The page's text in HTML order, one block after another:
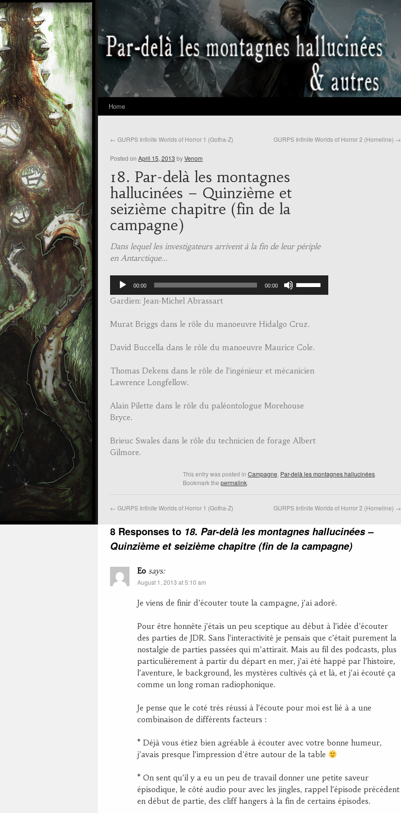
Home
← GURPS Infinite Worlds of Horror 1 (Gotha-Z) GURPS Infinite Worlds of Horror 2 (Homeline) →
Posted on April 15, 2013 byVenom
18. Par-delà les montagnes
hallucinées – Quinzième et
seizième chapitre (fin de la
campagne)
Dans lequel les investigateurs arrivent à la fin de leur périple
en Antarctique…
Audio
Player
00:00 00:00
to
or
volume.
Gardien: Jean-Michel Abrassart
Murat Briggs dans le rôle du manoeuvre Hidalgo Cruz.
David Buccella dans le rôle du manoeuvre Maurice Cole.
Thomas Dekens dans le rôle de l’ingénieur et mécanicien
Lawrence Longfellow.
Alain Pilette dans le rôle du paléontologue Morehouse
Bryce.
Brieuc Swales dans le rôle du technicien de forage Albert
Gilmore.
This entry was posted in Campagne Par-delà les montagnes hallucinées
Bookmark the permalink
← GURPS Infinite Worlds of Horror 1 (Gotha-Z) GURPS Infinite Worlds of Horror 2 (Homeline) →
8 Responses to 18. Par-delà les montagnes hallucinées –
Quinzième et seizième chapitre (fin de la campagne)
Eo says:
August 1, 2013 at 5:10 am
Je viens de finir d’écouter toute la campagne, j’ai adoré.
Pour être honnête j’étais un peu sceptique au début à l’idée d’écouter
des parties de JDR. Sans l’interactivité je pensais que c’était purement la
nostalgie de parties passées qui m’attirait. Mais au fil des podcasts, plus
particulièrement à partir du départ en mer, j’ai été happé par l’histoire,
l’aventure, le background, les mystères cultivés çà et là, et j’ai écouté ça
comme un long roman radiophonique.
Je pense que le coté très réussi à l’écoute pour moi est lié à a une
combinaison de différents facteurs :
* Déjà vous étiez bien agréable à écouter avec votre bonne humeur,
j’avais presque l’impression d’être autour de la table
* On sent qu’il y a eu un peu de travail donner une petite saveur
épisodique, le côté audio pour avec les jingles, rappel l’épisode précédent
en début de partie, des cliff hangers à la fin de certains épisodes.